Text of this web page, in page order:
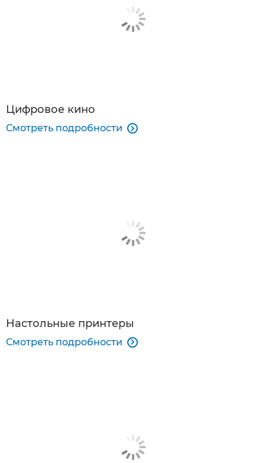
Цифровое кино
Смотреть подробности 
Настольные принтеры
Смотреть подробности 